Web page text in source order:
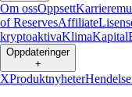
Om ossOppsett
of ReservesAffiliate
kryptoaktivaKlimaKapital
Oppdateringer
+
XProduktnyheter